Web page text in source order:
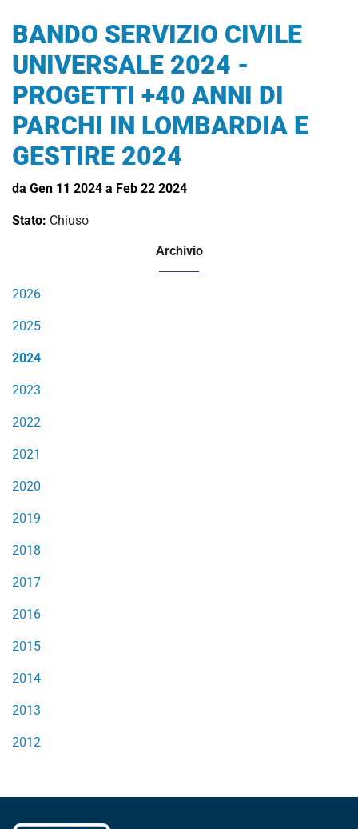
BANDO SERVIZIO CIVILE
UNIVERSALE 2024 -
PROGETTI +40 ANNI DI
PARCHI IN LOMBARDIA E
GESTIRE 2024
da Gen 11 2024 a Feb 22 2024
Stato: Chiuso
Archivio
2026
2025
2024
2023
2022
2021
2020
2019
2018
2017
2016
2015
2014
2013
2012